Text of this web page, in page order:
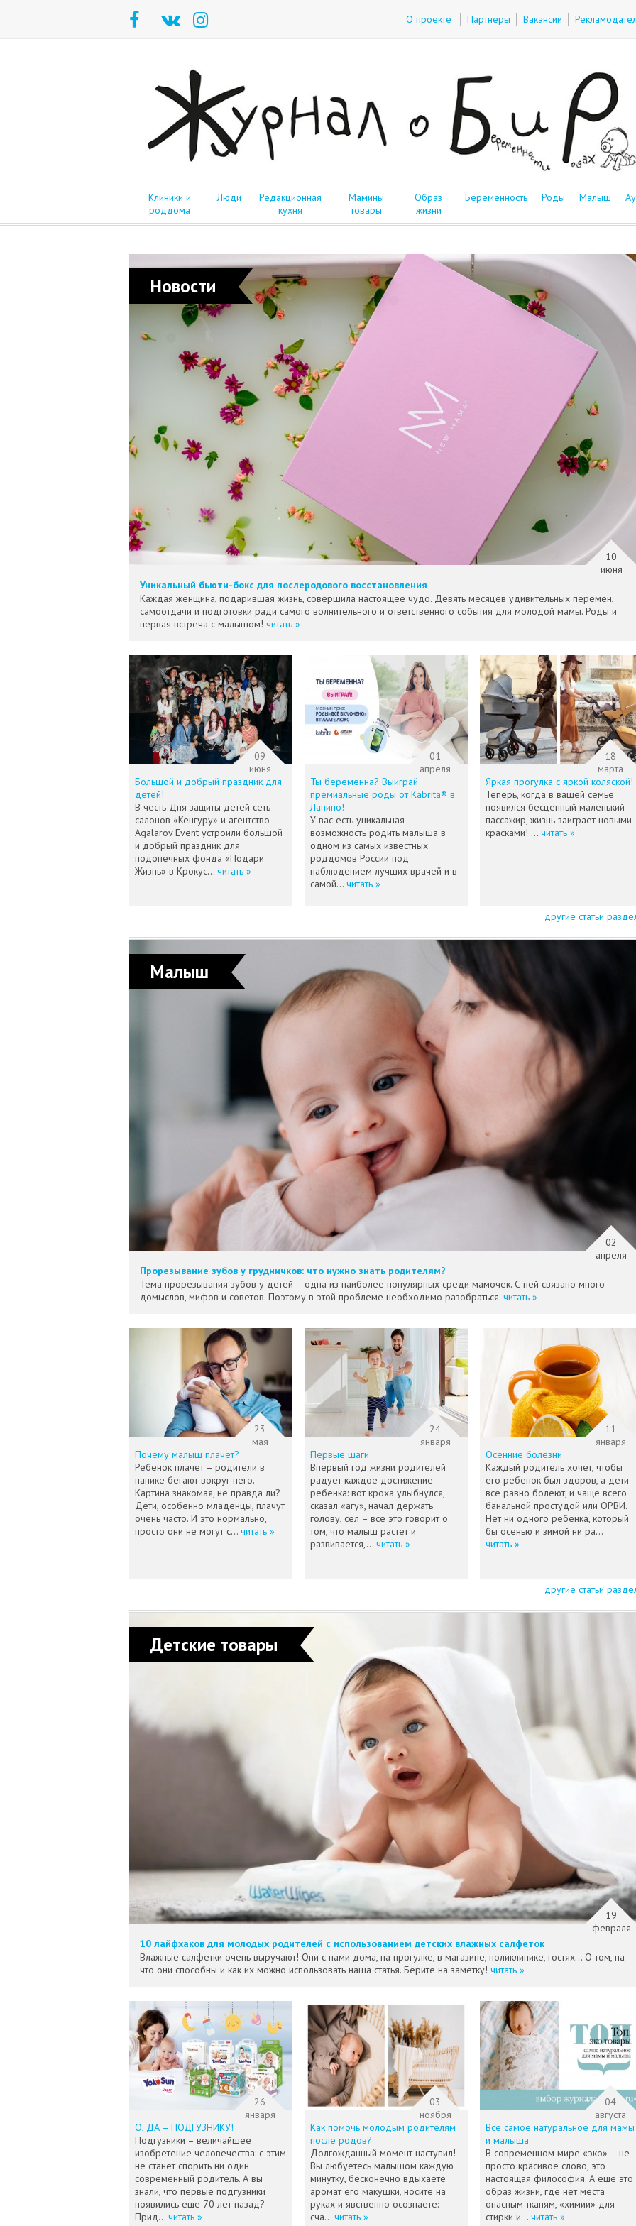
О проекте Партнеры Вакансии
Клиники и
роддома
Люди
Редакционная
кухня
Мамины
товары
Образ
жизни
Беременность Роды Малыш
Новости
10
июня
Уникальный бьюти-бокс для послеродового восстановления
Каждая женщина, подарившая жизнь, совершила настоящее чудо. Девять месяцев удивительных перемен,
самоотдачи и подготовки ради самого волнительного и ответственного события для молодой мамы. Роды и
первая встреча с малышом! читать »
09
июня
Большой и добрый праздник для
детей!
В честь Дня защиты детей сеть
салонов «Кенгуру» и агентство
Agalarov Event устроили большой
и добрый праздник для
подопечных фонда «Подари
Жизнь» в Крокус... читать »
01
апреля
Ты беременна? Выиграй
премиальные роды от Kabrita® в
Лапино!
У вас есть уникальная
возможность родить малыша в
одном из самых известных
роддомов России под
наблюдением лучших врачей и в
самой... читать »
18
марта
Яркая прогулка с яркой коляской!
Теперь, когда в вашей семье
появился бесценный маленький
пассажир, жизнь заиграет новыми
красками! ... читать »
другие статьи
Малыш
02
апреля
Прорезывание зубов у грудничков: что нужно знать родителям?
Тема прорезывания зубов у детей – одна из наиболее популярных среди мамочек. С ней связано много
домыслов, мифов и советов. Поэтому в этой проблеме необходимо разобраться. читать »
23
мая
Почему малыш плачет?
Ребенок плачет – родители в
панике бегают вокруг него.
Картина знакомая, не правда ли?
Дети, особенно младенцы, плачут
очень часто. И это нормально,
просто они не могут с... читать »
24
января
Первые шаги
Впервый год жизни родителей
радует каждое достижение
ребенка: вот кроха улыбнулся,
сказал «агу», начал держать
голову, сел – все это говорит о
том, что малыш растет и
развивается,... читать »
11
января
Осенние болезни
Каждый родитель хочет, чтобы
его ребенок был здоров, а дети
все равно болеют, и чаще всего
банальной простудой или ОРВИ.
Нет ни одного ребенка, который
бы осенью и зимой ни ра...
читать »
другие статьи
Детские товары
19
февраля
10 лайфхаков для молодых родителей с использованием детских влажных салфеток
Влажные салфетки очень выручают! Они с нами дома, на прогулке, в магазине, поликлинике, гостях... О том, на
что они способны и как их можно использовать наша статья. Берите на заметку! читать »
26
января
О, ДА – ПОДГУЗНИКУ!
Подгузники – величайшее
изобретение человечества: с этим
не станет спорить ни один
современный родитель. А вы
знали, что первые подгузники
появились еще 70 лет назад?
Прид... читать »
03
ноября
Как помочь молодым родителям
после родов?
Долгожданный момент наступил!
Вы любуетесь малышом каждую
минутку, бесконечно вдыхаете
аромат его макушки, носите на
руках и явственно осознаете:
сча... читать »
04
августа
Все самое натуральное для мамы
и малыша
В современном мире «эко» – не
просто красивое слово, это
настоящая философия. А еще это
образ жизни, где нет места
опасным тканям, «химии» для
стирки и... читать »